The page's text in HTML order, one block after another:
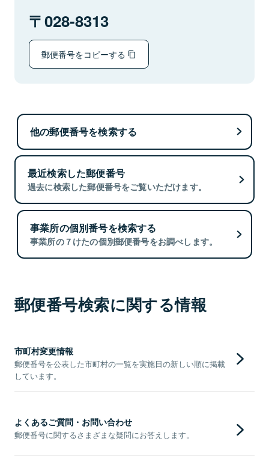
028-8313
郵便番号をコピーする
他の郵便番号を検索する
最近検索した郵便番号
過去に検索した郵便番号をご覧いただけます。
事業所の個別番号を検索する
事業所の７けたの個別郵便番号をお調べします。
郵便番号検索に関する情報
市町村変更情報
郵便番号を公表した市町村の一覧を実施日の新しい順に掲載
しています。
よくあるご質問・お問い合わせ
郵便番号に関するさまざまな疑問にお答えします。